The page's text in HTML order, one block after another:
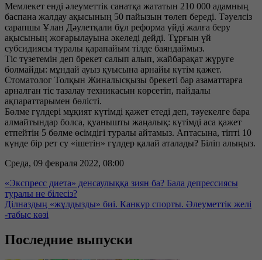
Мемлекет енді әлеуметтік санатқа жататын 210 000 адамның
баспана жалдау ақысының 50 пайызын төлеп береді. Тәуелсіз
сарапшы Ұлан Дәулетқали бұл реформа үйді жалға беру
ақысының жоғарылауына әкеледі дейді. Тұрғын үй
субсидиясы туралы қарапайым тілде баяндаймыз.
Тіс түзетемін деп брекет салып алып, жайбарақат жүруге
болмайды: мұндай ауыз қуысына арнайы күтім қажет.
Стоматолог Толқын Жиналысқызы брекеті бар азаматтарға
арналған тіс тазалау техникасын көрсетіп, пайдалы
ақпараттарымен бөлісті.
Бөлме гүлдері мұқият күтімді қажет етеді деп, тәуекелге бара
алмайтындар болса, қуанышты жаңалық: күтімді аса қажет
етпейтін 5 бөлме өсімдігі туралы айтамыз. Аптасына, тіпті 10
күнде бір рет су «ішетін» гүлдер қалай аталады? Біліп алыңыз.
Среда, 09 февраля 2022, 08:00
«Экспресс диета» денсаулыққа зиян ба? Бала депрессиясы
туралы не білесіз?
Ділназдың «жұлдызды» биі. Канкур спорты. Әлеуметтік желі
-табыс көзі
Последние выпуски